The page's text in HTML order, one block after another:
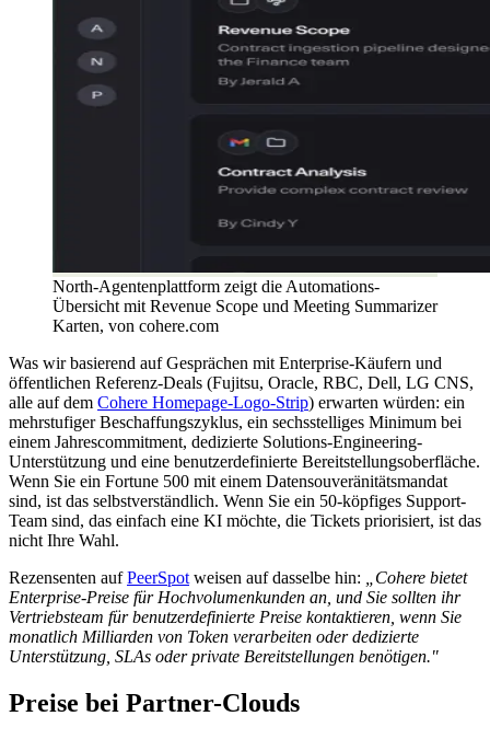
North-Agentenplattform zeigt die Automations-
Übersicht mit Revenue Scope und Meeting Summarizer
Karten, von cohere.com
Was wir basierend auf Gesprächen mit Enterprise-Käufern und
öffentlichen Referenz-Deals (Fujitsu, Oracle, RBC, Dell, LG CNS,
alle auf dem Cohere Homepage-Logo-Strip) erwarten würden: ein
mehrstufiger Beschaffungszyklus, ein sechsstelliges Minimum bei
einem Jahrescommitment, dedizierte Solutions-Engineering-
Unterstützung und eine benutzerdefinierte Bereitstellungsoberfläche.
Wenn Sie ein Fortune 500 mit einem Datensouveränitätsmandat
sind, ist das selbstverständlich. Wenn Sie ein 50-köpfiges Support-
Team sind, das einfach eine KI möchte, die Tickets priorisiert, ist das
nicht Ihre Wahl.
Rezensenten aufPeerSpotweisen auf dasselbe hin: „Cohere bietet
Enterprise-Preise für Hochvolumenkunden an, und Sie sollten ihr
Vertriebsteam für benutzerdefinierte Preise kontaktieren, wenn Sie
monatlich Milliarden von Token verarbeiten oder dedizierte
Unterstützung, SLAs oder private Bereitstellungen benötigen."
Preise bei Partner-Clouds